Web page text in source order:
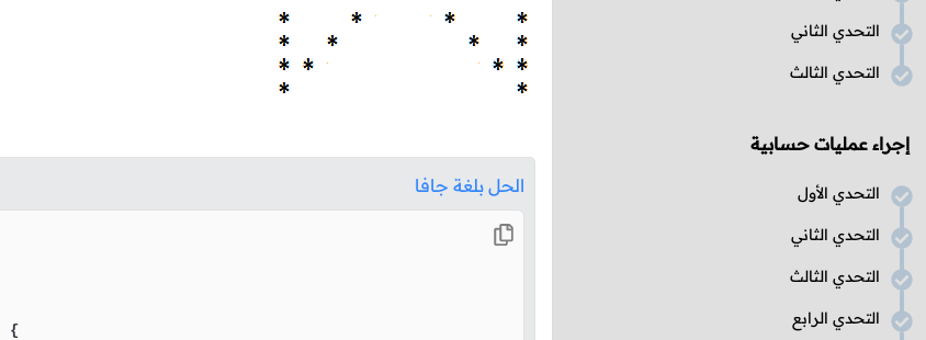
التحدي الثاني
التحدي الثالث
إجراء عمليات حسابية
التحدي الأول
التحدي الثاني
التحدي الثالث
التحدي الرابع
الحل بلغة جافا
{